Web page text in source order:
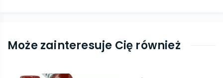
Może zainteresuje Cię również